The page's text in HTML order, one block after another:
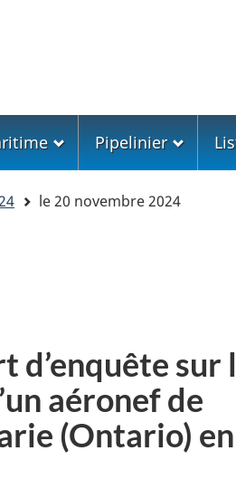
Pipelinier
le 20 novembre 2024
d’enquête sur
aéronef de
(Ontario)